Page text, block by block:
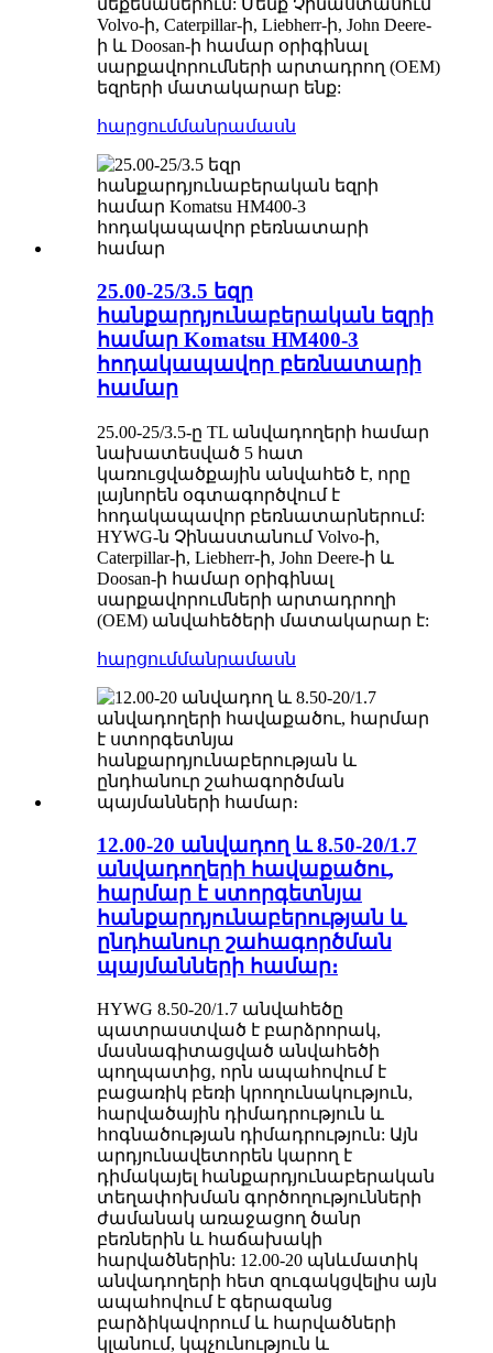
մեքենաներում: Մենք Չինաստանում
Volvo-ի, Caterpillar-ի, Liebherr-ի, John Deere-
ի և Doosan-ի համար օրիգինալ
սարքավորումների արտադրող (OEM)
եզրերի մատակարար ենք:
հարցումմանրամասն
25.00-25/3.5 եզր
հանքարդյունաբերական եզրի
համար Komatsu HM400-3
հոդակապավոր բեռնատարի
համար
25.00-25/3.5-ը TL անվադողերի համար
նախատեսված 5 հատ
կառուցվածքային անվահեծ է, որը
լայնորեն օգտագործվում է
հոդակապավոր բեռնատարներում:
HYWG-ն Չինաստանում Volvo-ի,
Caterpillar-ի, Liebherr-ի, John Deere-ի և
Doosan-ի համար օրիգինալ
սարքավորումների արտադրողի
(OEM) անվահեծերի մատակարար է:
հարցումմանրամասն
12.00-20 անվադող և 8.50-20/1.7
անվադողերի հավաքածու,
հարմար է ստորգետնյա
հանքարդյունաբերության և
ընդհանուր շահագործման
պայմանների համար։
HYWG 8.50-20/1.7 անվահեծը
պատրաստված է բարձրորակ,
մասնագիտացված անվահեծի
պողպատից, որն ապահովում է
բացառիկ բեռի կրողունակություն,
հարվածային դիմադրություն և
հոգնածության դիմադրություն: Այն
արդյունավետորեն կարող է
դիմակայել հանքարդյունաբերական
տեղափոխման գործողությունների
ժամանակ առաջացող ծանր
բեռներին և հաճախակի
հարվածներին: 12.00-20 պնևմատիկ
անվադողերի հետ զուգակցվելիս այն
ապահովում է գերազանց
բարձիկավորում և հարվածների
կլանում, կպչունություն և